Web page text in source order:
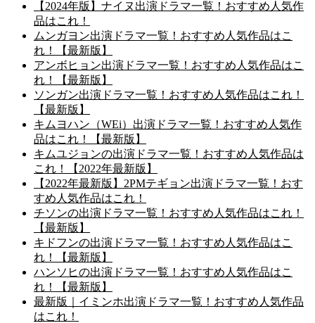
【2024年版】ナイヌ出演ドラマ一覧！おすすめ人気作
品はこれ！
ムンガヨン出演ドラマ一覧！おすすめ人気作品はこ
れ！【最新版】
アンボヒョン出演ドラマ一覧！おすすめ人気作品はこ
れ！【最新版】
ソンガン出演ドラマ一覧！おすすめ人気作品はこれ！
【最新版】
キムヨハン（WEi）出演ドラマ一覧！おすすめ人気作
品はこれ！【最新版】
キムユジョンの出演ドラマ一覧！おすすめ人気作品は
これ！【2022年最新版】
【2022年最新版】2PMテギョン出演ドラマ一覧！おす
すめ人気作品はこれ！
チソンの出演ドラマ一覧！おすすめ人気作品はこれ！
【最新版】
キドフンの出演ドラマ一覧！おすすめ人気作品はこ
れ！【最新版】
ハンソヒの出演ドラマ一覧！おすすめ人気作品はこ
れ！【最新版】
最新版｜イミンホ出演ドラマ一覧！おすすめ人気作品
はこれ！